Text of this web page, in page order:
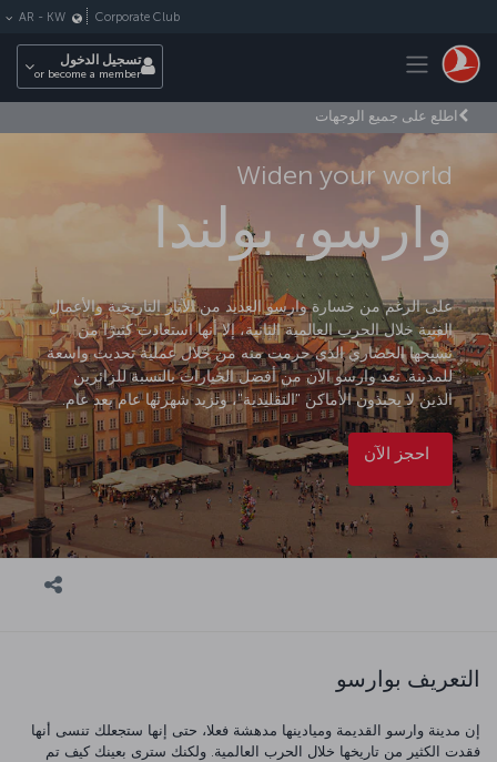
Toggle navigation
Corporate Club
AR - KW
تسجيل الدخول
or become a member
اطلع على جميع الوجهات
Widen your world
وارسو، بولندا
على الرغم من خسارة وارسو العديد من الآثار التاريخية والأعمال
الفنية خلال الحرب العالمية الثانية، إلا أنها استعادت كثيرًا من
نسيجها الحضاري الذي حرمت منه من خلال عملية تحديث واسعة
للمدينة. تعد وارسو الآن من أفضل الخيارات بالنسبة للزائرين
الذين لا يحبذون الأماكن "التقليدية"، وتزيد شهرتها عام بعد عام.
احجز الآن
التعريف بوارسو
إن مدينة وارسو القديمة وميادينها مدهشة فعلا، حتى إنها ستجعلك تنسى أنها
فقدت الكثير من تاريخها خلال الحرب العالمية. ولكنك سترى بعينك كيف تم